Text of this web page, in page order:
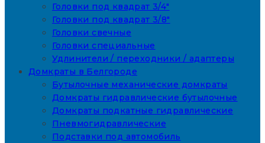
Головки под квадрат 3/4"
Головки под квадрат 3/8"
Головки свечные
Головки специальные
Удлинители / переходники / адаптеры
Домкраты в Белгороде
Бутылочные механические домкраты
Домкраты гидравлические бутылочные
Домкраты подкатные гидравлические
Пневмогидравлические
Подставки под автомобиль